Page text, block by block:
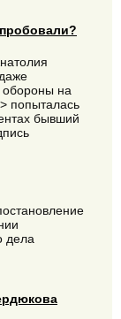
обороны на
попыталась
бывший
дела